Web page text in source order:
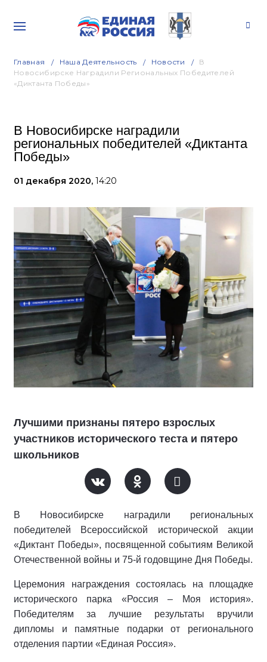
Главная Наша Деятельность Новости
В
Новосибирске Наградили Региональных Победителей
«Диктанта Победы»
В Новосибирске наградили
региональных победителей «Диктанта
Победы»
01 декабря 2020, 14:20
Лучшими признаны пятеро взрослых
участников исторического теста и пятеро
школьников
В Новосибирске наградили региональных
победителей Всероссийской исторической акции
«Диктант Победы», посвященной событиям Великой
Отечественной войны и 75-й годовщине Дня Победы.
Церемония награждения состоялась на площадке
исторического парка «Россия – Моя история».
Победителям за лучшие результаты вручили
дипломы и памятные подарки от регионального
отделения партии «Единая Россия».